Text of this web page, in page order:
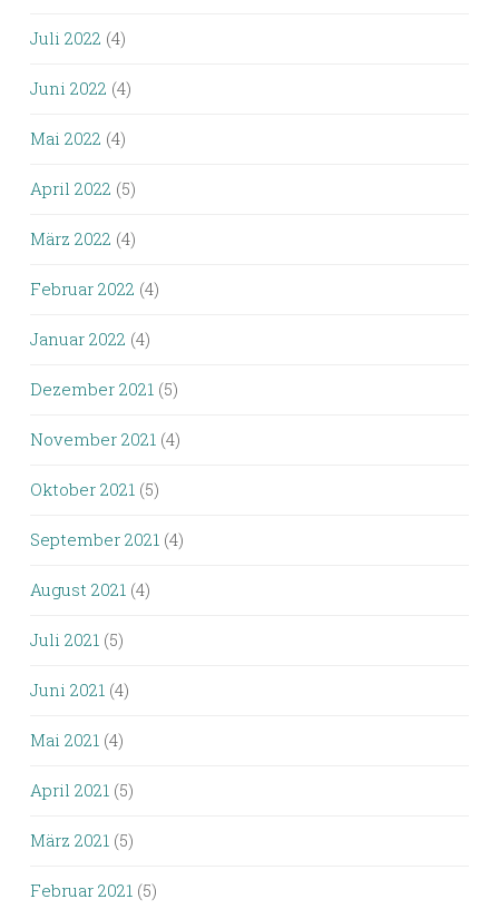
Juli 2022 (4)
Juni 2022 (4)
Mai 2022 (4)
April 2022 (5)
März 2022 (4)
Februar 2022 (4)
Januar 2022 (4)
Dezember 2021 (5)
November 2021 (4)
Oktober 2021 (5)
September 2021 (4)
August 2021 (4)
Juli 2021 (5)
Juni 2021 (4)
Mai 2021 (4)
April 2021 (5)
März 2021 (5)
Februar 2021 (5)